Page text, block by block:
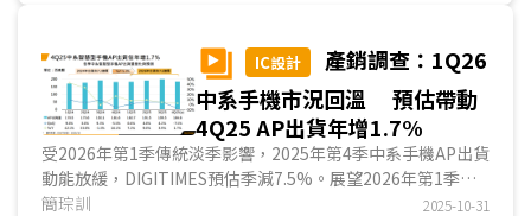
為-1.6%。...
IC設計
產銷調查：1Q26
中系手機市況回溫 預估帶動
4Q25 AP出貨年增1.7%
受2026年第1季傳統淡季影響，2025年第4季中系手機AP出貨
動能放緩，DIGITIMES預估季減7.5%。展望2026年第1季，
中系手機品牌出貨預期維持低個位數成長，搭配品牌商...
簡琮訓 2025-10-31